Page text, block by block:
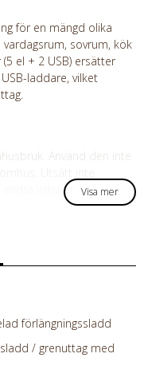
för en mängd olika
sovrum, kök
el + 2 USB) ersätter
laddare, vilket
Använd den inte
vätskor.
Visa mer
förlängningssladd
/ grenuttag med